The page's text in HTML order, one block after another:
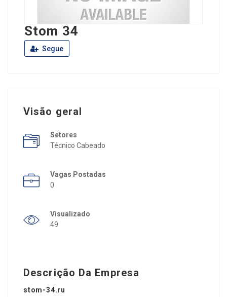
Stom 34
Segue
Visão geral
Setores
Técnico Cabeado
Vagas Postadas
0
Visualizado
49
Descrição Da Empresa
stom-34.ru